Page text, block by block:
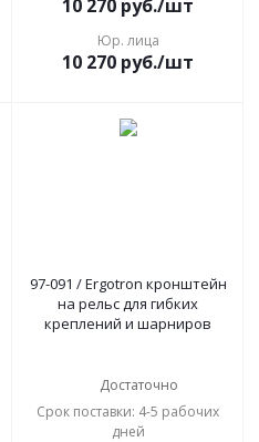
10 270 руб./шт
Юр. лица
10 270 руб./шт
97-091 / Ergotron кронштейн
на рельс для гибких
креплений и шарниров
Достаточно
Срок поставки: 4-5 рабочих
дней